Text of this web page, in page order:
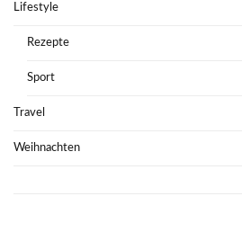
Lifestyle
Rezepte
Sport
Travel
Weihnachten